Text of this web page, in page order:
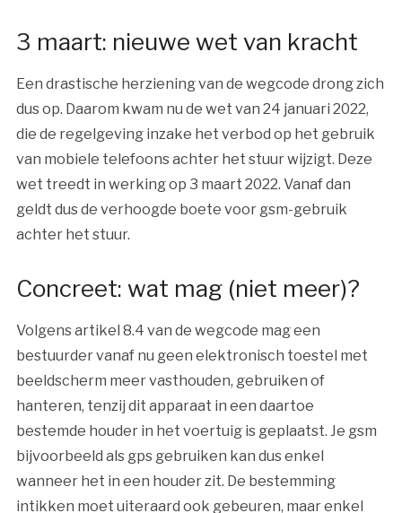
3 maart: nieuwe wet van kracht
Een drastische herziening van de wegcode drong zich
dus op. Daarom kwam nu de wet van 24 januari 2022,
die de regelgeving inzake het verbod op het gebruik
van mobiele telefoons achter het stuur wijzigt. Deze
wet treedt in werking op 3 maart 2022. Vanaf dan
geldt dus de verhoogde boete voor gsm-gebruik
achter het stuur.
Concreet: wat mag (niet meer)?
Volgens artikel 8.4 van de wegcode mag een
bestuurder vanaf nu geen elektronisch toestel met
beeldscherm meer vasthouden, gebruiken of
hanteren, tenzij dit apparaat in een daartoe
bestemde houder in het voertuig is geplaatst. Je gsm
bijvoorbeeld als gps gebruiken kan dus enkel
wanneer het in een houder zit. De bestemming
intikken moet uiteraard ook gebeuren, maar enkel